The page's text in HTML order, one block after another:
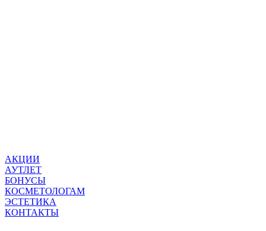
АКЦИИ
АУТЛЕТ
БОНУСЫ
КОСМЕТОЛОГАМ
ЭСТЕТИКА
КОНТАКТЫ